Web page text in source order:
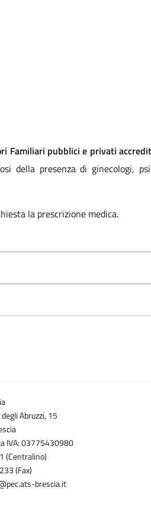
Familiari pubblici e privati
della presenza di ginecologi,
la prescrizione medica.
Abruzzi, 15
IVA: 03775430980
(Centralino)
(Fax)
brescia.it